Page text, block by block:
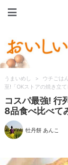
うまいめし > ウチごはん
至!「OKストアの焼き立
コスパ最強! 行
8品食べ比べて
牡丹餅 あんこ